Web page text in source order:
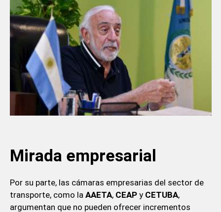
Mirada empresarial
Por su parte, las cámaras empresarias del sector de
transporte, como la AAETA, CEAPy CETUBA,
argumentan que no pueden ofrecer incrementos